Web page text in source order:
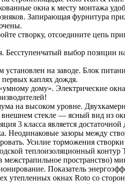
окна к месту монтажа
Запирающая фурнитура
створку, отсоедините цепь
Бесступенчатый выбор позиции
на заводе. Блок
первых каплях дождя.
дому». Электрические
на высоком уровне.
внешнем стекле — ясный вид из
3 класса является
Неодинаковые зазоры между
Усилие торможения
теплоизоляционный
межстрапильное
Показатель
утепленных окнах Roto со